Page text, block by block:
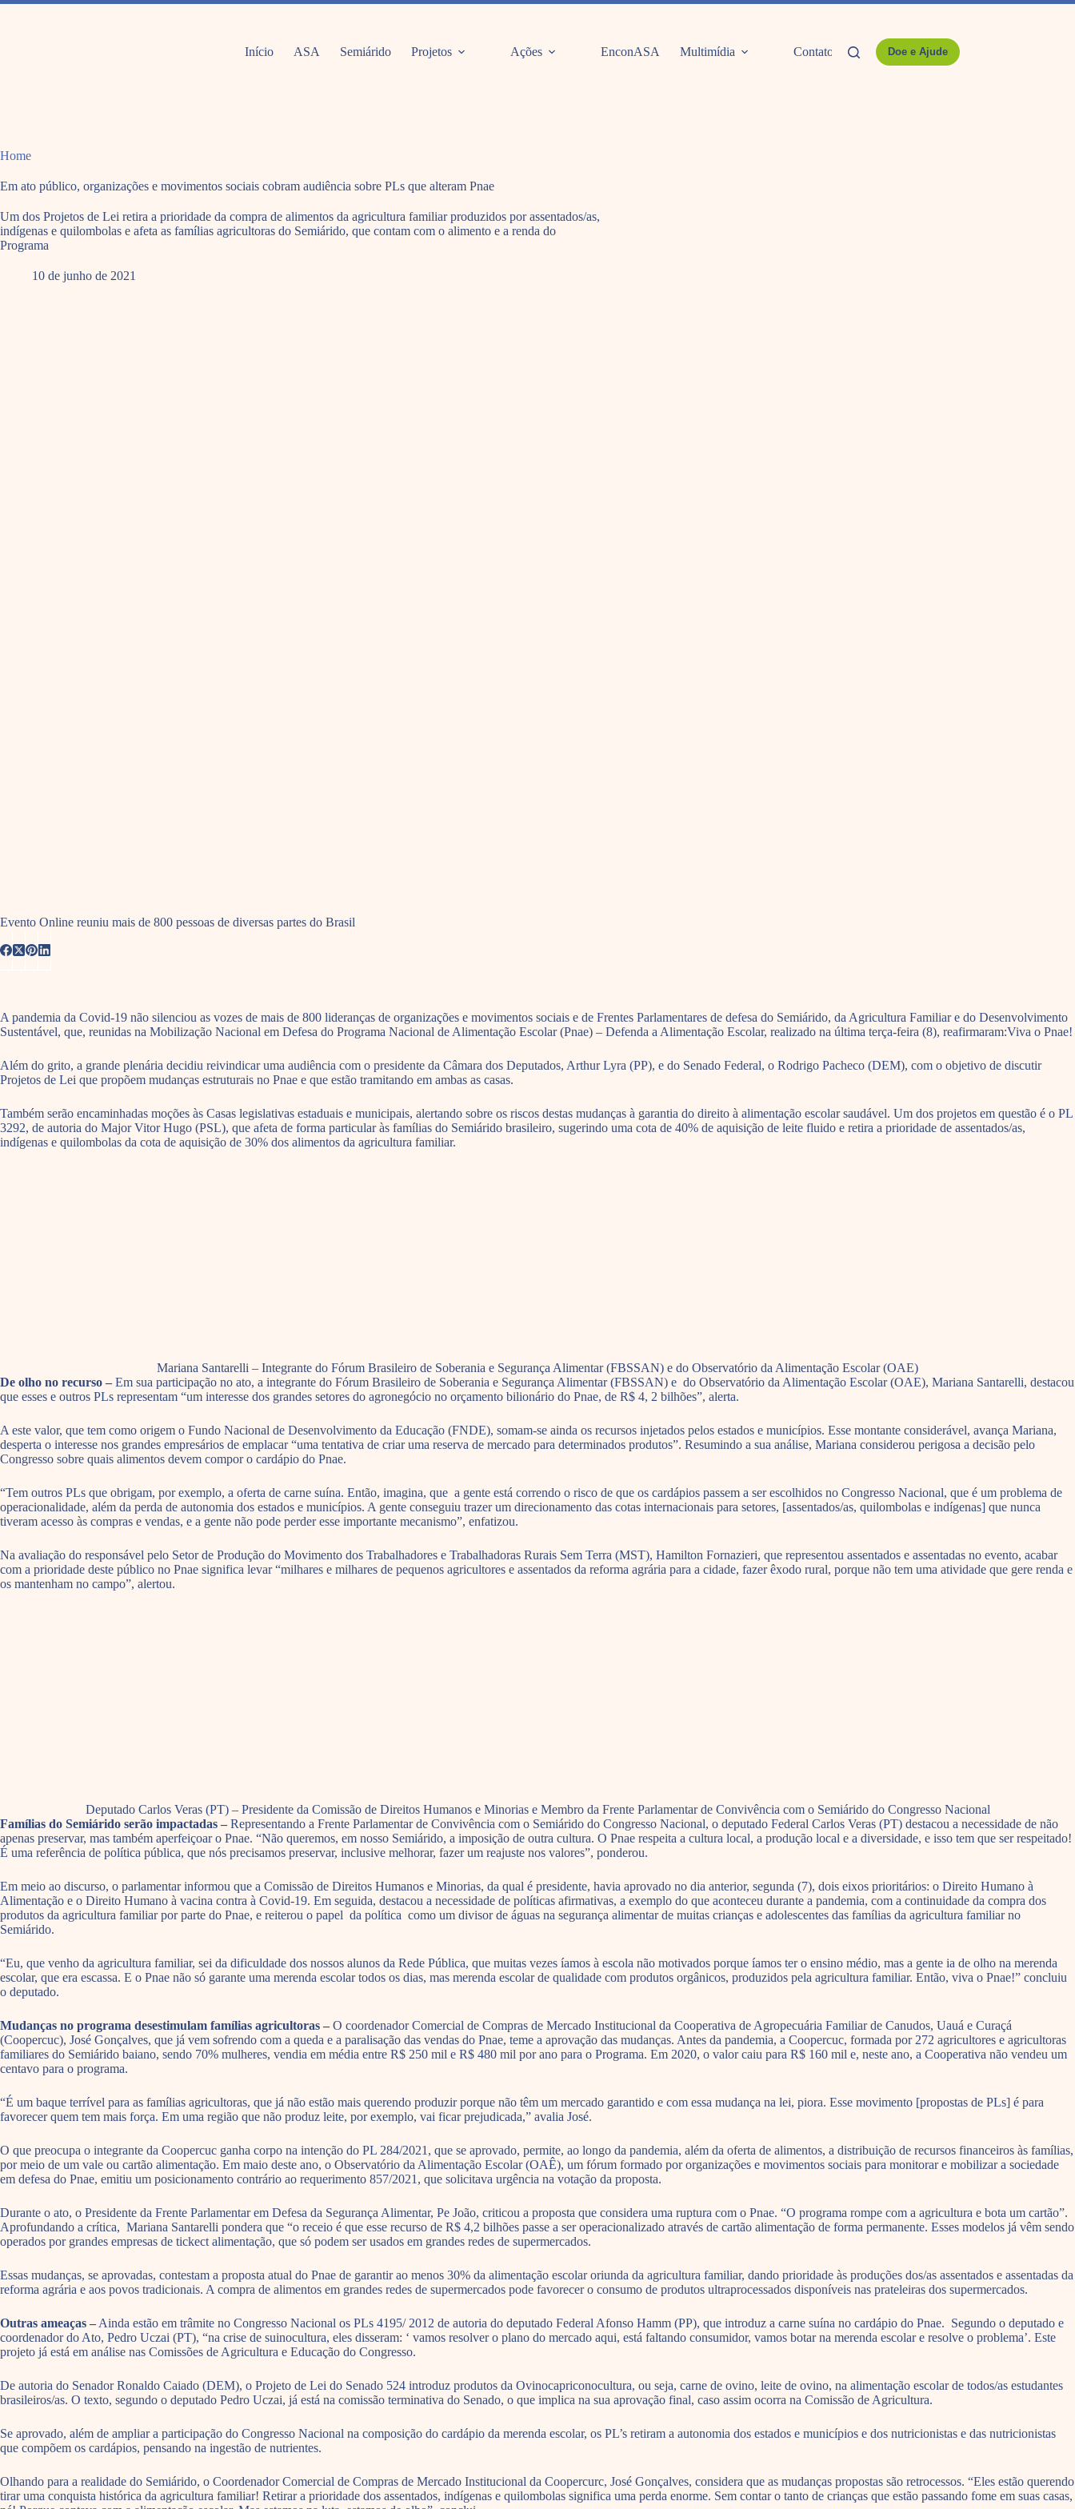
Pular
Início ASA Semiárido Projetos Ações EnconASA Multimídia Contato Doe e Ajude
Home
Em ato público, organizações e movimentos sociais cobram audiência sobre PLs que alteram Pnae
Um dos Projetos de Lei retira a prioridade da compra de alimentos da agricultura familiar produzidos por assentados/as,
indígenas e quilombolas e afeta as famílias agricultoras do Semiárido, que contam com o alimento e a renda do
Programa
10 de junho de 2021
Evento Online reuniu mais de 800 pessoas de diversas partes do Brasil
A pandemia da Covid-19 não silenciou as vozes de mais de 800 lideranças de organizações e movimentos sociais e de Frentes Parlamentares de defesa do Semiárido, da Agricultura Familiar e do Desenvolvimento
Sustentável, que, reunidas na Mobilização Nacional em Defesa do Programa Nacional de Alimentação Escolar (Pnae) – Defenda a Alimentação Escolar, realizado na última terça-feira (8), reafirmaram:Viva o Pnae!
Além do grito, a grande plenária decidiu reivindicar uma audiência com o presidente da Câmara dos Deputados, Arthur Lyra (PP), e do Senado Federal, o Rodrigo Pacheco (DEM), com o objetivo de discutir
Projetos de Lei que propõem mudanças estruturais no Pnae e que estão tramitando em ambas as casas.
Também serão encaminhadas moções às Casas legislativas estaduais e municipais, alertando sobre os riscos destas mudanças à garantia do direito à alimentação escolar saudável. Um dos projetos em questão é o PL
3292, de autoria do Major Vitor Hugo (PSL), que afeta de forma particular às famílias do Semiárido brasileiro, sugerindo uma cota de 40% de aquisição de leite fluido e retira a prioridade de assentados/as,
indígenas e quilombolas da cota de aquisição de 30% dos alimentos da agricultura familiar.
Mariana Santarelli – Integrante do Fórum Brasileiro de Soberania e Segurança Alimentar (FBSSAN) e do Observatório da Alimentação Escolar (OAE)
De olho no recurso – Em sua participação no ato, a integrante do Fórum Brasileiro de Soberania e Segurança Alimentar (FBSSAN) e do Observatório da Alimentação Escolar (OAE), Mariana Santarelli, destacou
que esses e outros PLs representam “um interesse dos grandes setores do agronegócio no orçamento bilionário do Pnae, de R$ 4, 2 bilhões”, alerta.
A este valor, que tem como origem o Fundo Nacional de Desenvolvimento da Educação (FNDE), somam-se ainda os recursos injetados pelos estados e municípios. Esse montante considerável, avança Mariana,
desperta o interesse nos grandes empresários de emplacar “uma tentativa de criar uma reserva de mercado para determinados produtos”. Resumindo a sua análise, Mariana considerou perigosa a decisão pelo
Congresso sobre quais alimentos devem compor o cardápio do Pnae.
“Tem outros PLs que obrigam, por exemplo, a oferta de carne suína. Então, imagina, que a gente está correndo o risco de que os cardápios passem a ser escolhidos no Congresso Nacional, que é um problema de
operacionalidade, além da perda de autonomia dos estados e municípios. A gente conseguiu trazer um direcionamento das cotas internacionais para setores, [assentados/as, quilombolas e indígenas] que nunca
tiveram acesso às compras e vendas, e a gente não pode perder esse importante mecanismo”, enfatizou.
Na avaliação do responsável pelo Setor de Produção do Movimento dos Trabalhadores e Trabalhadoras Rurais Sem Terra (MST), Hamilton Fornazieri, que representou assentados e assentadas no evento, acabar
com a prioridade deste público no Pnae significa levar “milhares e milhares de pequenos agricultores e assentados da reforma agrária para a cidade, fazer êxodo rural, porque não tem uma atividade que gere renda e
os mantenham no campo”, alertou.
Deputado Carlos Veras (PT) – Presidente da Comissão de Direitos Humanos e Minorias e Membro da Frente Parlamentar de Convivência com o Semiárido do Congresso Nacional
Famílias do Semiárido serão impactadas – Representando a Frente Parlamentar de Convivência com o Semiárido do Congresso Nacional, o deputado Federal Carlos Veras (PT) destacou a necessidade de não
apenas preservar, mas também aperfeiçoar o Pnae. “Não queremos, em nosso Semiárido, a imposição de outra cultura. O Pnae respeita a cultura local, a produção local e a diversidade, e isso tem que ser respeitado!
É uma referência de política pública, que nós precisamos preservar, inclusive melhorar, fazer um reajuste nos valores”, ponderou.
Em meio ao discurso, o parlamentar informou que a Comissão de Direitos Humanos e Minorias, da qual é presidente, havia aprovado no dia anterior, segunda (7), dois eixos prioritários: o Direito Humano à
Alimentação e o Direito Humano à vacina contra à Covid-19. Em seguida, destacou a necessidade de políticas afirmativas, a exemplo do que aconteceu durante a pandemia, com a continuidade da compra dos
produtos da agricultura familiar por parte do Pnae, e reiterou o papel da política como um divisor de águas na segurança alimentar de muitas crianças e adolescentes das famílias da agricultura familiar no
Semiárido.
“Eu, que venho da agricultura familiar, sei da dificuldade dos nossos alunos da Rede Pública, que muitas vezes íamos à escola não motivados porque íamos ter o ensino médio, mas a gente ia de olho na merenda
escolar, que era escassa. E o Pnae não só garante uma merenda escolar todos os dias, mas merenda escolar de qualidade com produtos orgânicos, produzidos pela agricultura familiar. Então, viva o Pnae!” concluiu
o deputado.
Mudanças no programa desestimulam famílias agricultoras – O coordenador Comercial de Compras de Mercado Institucional da Cooperativa de Agropecuária Familiar de Canudos, Uauá e Curaçá
(Coopercuc), José Gonçalves, que já vem sofrendo com a queda e a paralisação das vendas do Pnae, teme a aprovação das mudanças. Antes da pandemia, a Coopercuc, formada por 272 agricultores e agricultoras
familiares do Semiárido baiano, sendo 70% mulheres, vendia em média entre R$ 250 mil e R$ 480 mil por ano para o Programa. Em 2020, o valor caiu para R$ 160 mil e, neste ano, a Cooperativa não vendeu um
centavo para o programa.
“É um baque terrível para as famílias agricultoras, que já não estão mais querendo produzir porque não têm um mercado garantido e com essa mudança na lei, piora. Esse movimento [propostas de PLs] é para
favorecer quem tem mais força. Em uma região que não produz leite, por exemplo, vai ficar prejudicada,” avalia José.
O que preocupa o integrante da Coopercuc ganha corpo na intenção do PL 284/2021, que se aprovado, permite, ao longo da pandemia, além da oferta de alimentos, a distribuição de recursos financeiros às famílias,
por meio de um vale ou cartão alimentação. Em maio deste ano, o Observatório da Alimentação Escolar (OAÊ), um fórum formado por organizações e movimentos sociais para monitorar e mobilizar a sociedade
em defesa do Pnae, emitiu um posicionamento contrário ao requerimento 857/2021, que solicitava urgência na votação da proposta.
Durante o ato, o Presidente da Frente Parlamentar em Defesa da Segurança Alimentar, Pe João, criticou a proposta que considera uma ruptura com o Pnae. “O programa rompe com a agricultura e bota um cartão”.
Aprofundando a crítica, Mariana Santarelli pondera que “o receio é que esse recurso de R$ 4,2 bilhões passe a ser operacionalizado através de cartão alimentação de forma permanente. Esses modelos já vêm sendo
operados por grandes empresas de tickect alimentação, que só podem ser usados em grandes redes de supermercados.
Essas mudanças, se aprovadas, contestam a proposta atual do Pnae de garantir ao menos 30% da alimentação escolar oriunda da agricultura familiar, dando prioridade às produções dos/as assentados e assentadas da
reforma agrária e aos povos tradicionais. A compra de alimentos em grandes redes de supermercados pode favorecer o consumo de produtos ultraprocessados disponíveis nas prateleiras dos supermercados.
Outras ameaças – Ainda estão em trâmite no Congresso Nacional os PLs 4195/ 2012 de autoria do deputado Federal Afonso Hamm (PP), que introduz a carne suína no cardápio do Pnae. Segundo o deputado e
coordenador do Ato, Pedro Uczai (PT), “na crise de suinocultura, eles disseram: ‘ vamos resolver o plano do mercado aqui, está faltando consumidor, vamos botar na merenda escolar e resolve o problema’. Este
projeto já está em análise nas Comissões de Agricultura e Educação do Congresso.
De autoria do Senador Ronaldo Caiado (DEM), o Projeto de Lei do Senado 524 introduz produtos da Ovinocapriconocultura, ou seja, carne de ovino, leite de ovino, na alimentação escolar de todos/as estudantes
brasileiros/as. O texto, segundo o deputado Pedro Uczai, já está na comissão terminativa do Senado, o que implica na sua aprovação final, caso assim ocorra na Comissão de Agricultura.
Se aprovado, além de ampliar a participação do Congresso Nacional na composição do cardápio da merenda escolar, os PL’s retiram a autonomia dos estados e municípios e dos nutricionistas e das nutricionistas
que compõem os cardápios, pensando na ingestão de nutrientes.
Olhando para a realidade do Semiárido, o Coordenador Comercial de Compras de Mercado Institucional da Coopercurc, José Gonçalves, considera que as mudanças propostas são retrocessos. “Eles estão querendo
tirar uma conquista histórica da agricultura familiar! Retirar a prioridade dos assentados, indígenas e quilombolas significa uma perda enorme. Sem contar o tanto de crianças que estão passando fome em suas casas,